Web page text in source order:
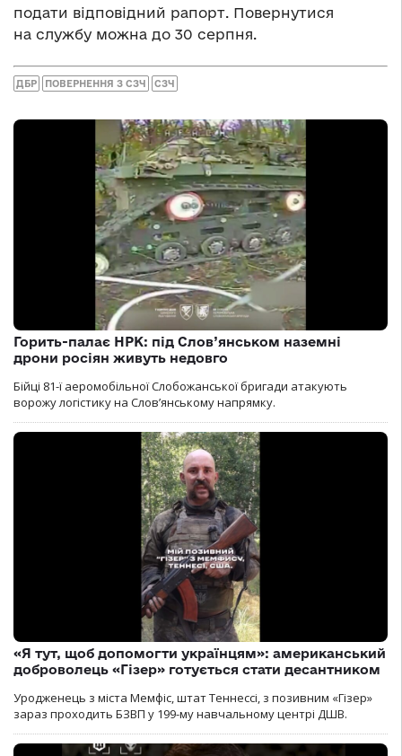
подати відповідний рапорт. Повернутися
на службу можна до 30 серпня.
ДБР ПОВЕРНЕННЯ З СЗЧ СЗЧ
Горить-палає НРК: під Слов’янськом наземні
дрони росіян живуть недовго
Бійці 81-ї аеромобільної Слобожанської бригади атакують
ворожу логістику на Словʼянському напрямку.
«Я тут, щоб допомогти українцям»: американський
доброволець «Гізер» готується стати десантником
Уродженець з міста Мемфіс, штат Теннессі, з позивним «Гізер»
зараз проходить БЗВП у 199-му навчальному центрі ДШВ.